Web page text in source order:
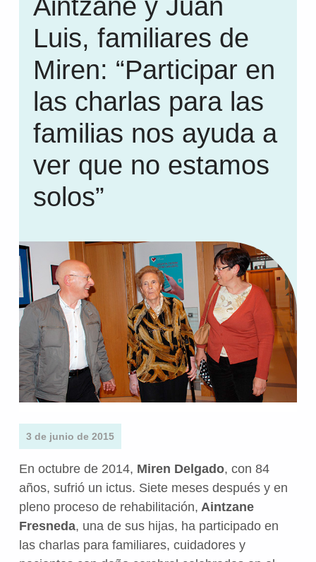
Aintzane y Juan
Luis, familiares de
Miren: “Participar en
las charlas para las
familias nos ayuda a
ver que no estamos
solos”
3 de junio de 2015
En octubre de 2014, Miren Delgado, con 84
años, sufrió un ictus. Siete meses después y en
pleno proceso de rehabilitación, Aintzane
Fresneda, una de sus hijas, ha participado en
las charlas para familiares, cuidadores y